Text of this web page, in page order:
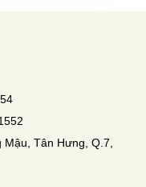
Mậu, Tân Hưng, Q.7,